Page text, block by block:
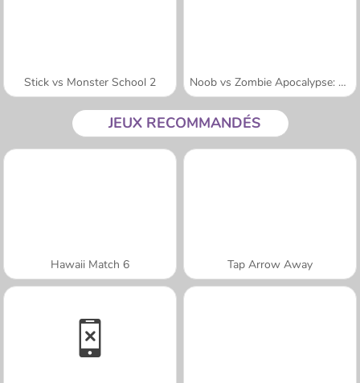
Stick vs Monster School 2 Noob vs Zombie Apocalypse: Shooting Pro
JEUX RECOMMANDÉS
Hawaii Match 6 Tap Arrow Away